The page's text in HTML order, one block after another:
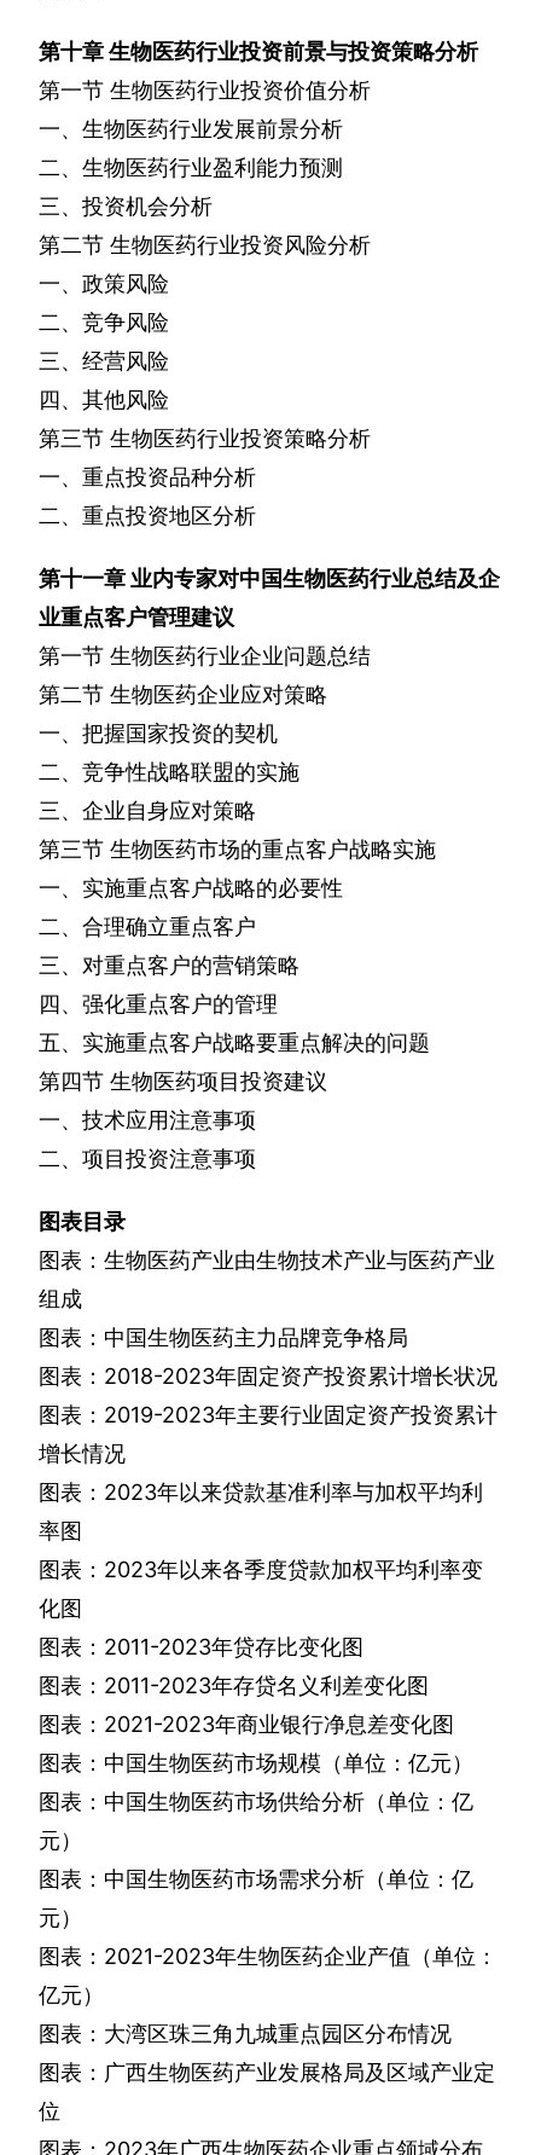
第十章生物医药行业投资前景与投资策略分析
第一节 生物医药行业投资价值分析
一、生物医药行业发展前景分析
二、生物医药行业盈利能力预测
三、投资机会分析
第二节 生物医药行业投资风险分析
一、政策风险
二、竞争风险
三、经营风险
四、其他风险
第三节 生物医药行业投资策略分析
一、重点投资品种分析
二、重点投资地区分析
第十一章 业内专家对中国生物医药行业总结及企
业重点客户管理建议
第一节 生物医药行业企业问题总结
第二节 生物医药企业应对策略
一、把握国家投资的契机
二、竞争性战略联盟的实施
三、企业自身应对策略
第三节 生物医药市场的重点客户战略实施
一、实施重点客户战略的必要性
二、合理确立重点客户
三、对重点客户的营销策略
四、强化重点客户的管理
五、实施重点客户战略要重点解决的问题
第四节 生物医药项目投资建议
一、技术应用注意事项
二、项目投资注意事项
图表目录
图表：生物医药产业由生物技术产业与医药产业
组成
图表：中国生物医药主力品牌竞争格局
图表： 2018-2023年固定资产投资累计增长状况
图表： 2019-2023年主要行业固定资产投资累计
增长情况
图表： 2023年以来贷款基准利率与加权平均利
率图
图表： 2023年以来各季度贷款加权平均利率变
化图
图表： 2011-2023年贷存比变化图
图表： 2011-2023年存贷名义利差变化图
图表： 2021-2023年商业银行净息差变化图
图表：中国生物医药市场规模（单位：亿元）
图表：中国生物医药市场供给分析（单位：亿
元）
图表：中国生物医药市场需求分析（单位：亿
元）
图表： 2021-2023年生物医药企业产值（单位：
亿元）
图表：大湾区珠三角九城重点园区分布情况
图表：广西生物医药产业发展格局及区域产业定
位
图表： 2023年广西生物医药企业重点领域分布